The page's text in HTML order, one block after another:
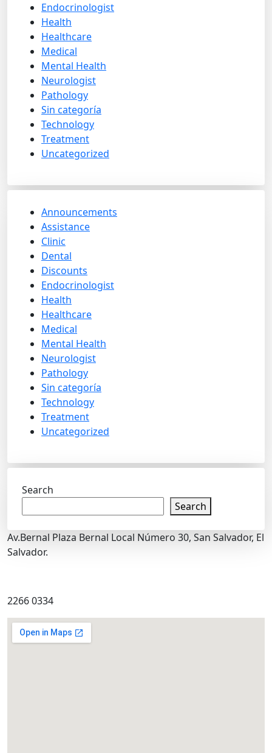
Endocrinologist
Health
Healthcare
Medical
Mental Health
Neurologist
Pathology
Sin categoría
Technology
Treatment
Uncategorized
Announcements
Assistance
Clinic
Dental
Discounts
Endocrinologist
Health
Healthcare
Medical
Mental Health
Neurologist
Pathology
Sin categoría
Technology
Treatment
Uncategorized
Search
Search
Av.Bernal Plaza Bernal Local Número 30, San Salvador, El
Salvador.
2266 0334